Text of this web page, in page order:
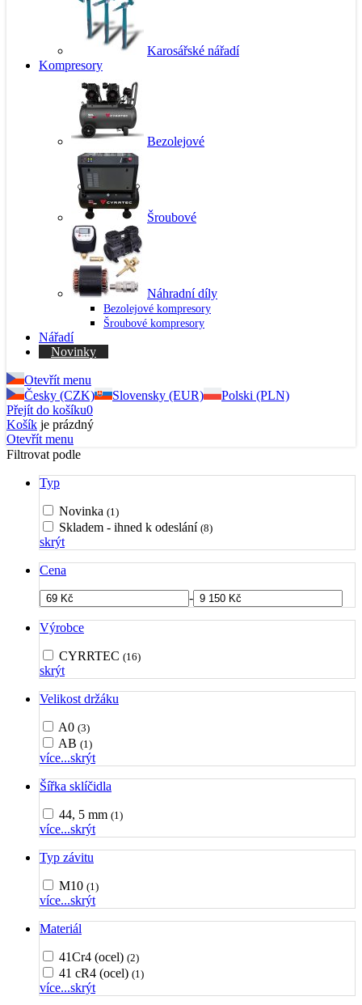
Karosářské nářadí
Kompresory
Bezolejové
Šroubové
Náhradní díly
Bezolejové kompresory
Šroubové kompresory
Nářadí
Novinky
Otevřít menu
Česky (CZK)
Slovensky (EUR)
Polski (PLN)
Přejít do košíku0
Košík je prázdný
Otevřít menu
Filtrovat podle
Typ
Novinka (1)
Skladem - ihned k odeslání (8)
skrýt
Cena
-
Výrobce
CYRRTEC (16)
skrýt
Velikost držáku
A0 (3)
AB (1)
více...skrýt
Šířka sklíčidla
44, 5 mm (1)
více...skrýt
Typ závitu
M10 (1)
více...skrýt
Materiál
41Cr4 (ocel) (2)
41 cR4 (ocel) (1)
více...skrýt